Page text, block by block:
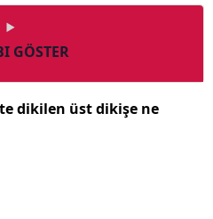
GÖSTER
dikilen üst dikişe ne